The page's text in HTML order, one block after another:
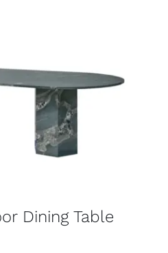
Dining Table